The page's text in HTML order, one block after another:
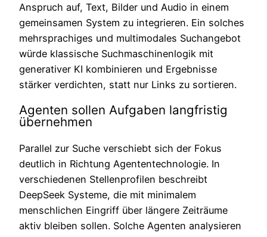
Anspruch auf, Text, Bilder und Audio in einem
gemeinsamen System zu integrieren. Ein solches
mehrsprachiges und multimodales Suchangebot
würde klassische Suchmaschinenlogik mit
generativer KI kombinieren und Ergebnisse
stärker verdichten, statt nur Links zu sortieren.
Agenten sollen Aufgaben langfristig
übernehmen
Parallel zur Suche verschiebt sich der Fokus
deutlich in Richtung Agententechnologie. In
verschiedenen Stellenprofilen beschreibt
DeepSeek Systeme, die mit minimalem
menschlichen Eingriff über längere Zeiträume
aktiv bleiben sollen. Solche Agenten analysieren